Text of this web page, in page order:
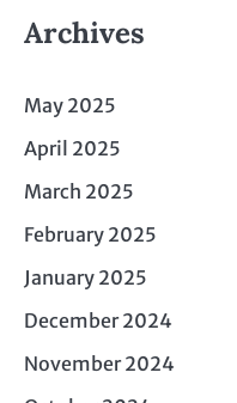
Archives
May 2025
April 2025
March 2025
February 2025
January 2025
December 2024
November 2024